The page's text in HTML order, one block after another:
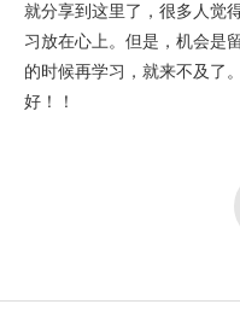
就分享到这里了，很多人觉
习放在心上。但是，机会是
的时候再学习，就来不及了
好！！